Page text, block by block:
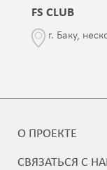
FS CLUB
г. Баку,
О ПРОЕКТЕ
СВЯЗАТЬСЯ С